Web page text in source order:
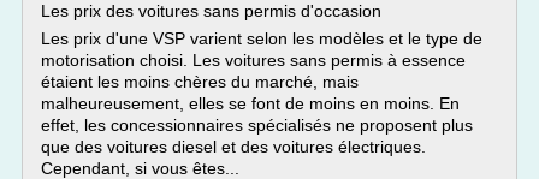
Les prix des voitures sans permis d'occasion
Les prix d'une VSP varient selon les modèles et le type de
motorisation choisi. Les voitures sans permis à essence
étaient les moins chères du marché, mais
malheureusement, elles se font de moins en moins. En
effet, les concessionnaires spécialisés ne proposent plus
que des voitures diesel et des voitures électriques.
Cependant, si vous êtes...